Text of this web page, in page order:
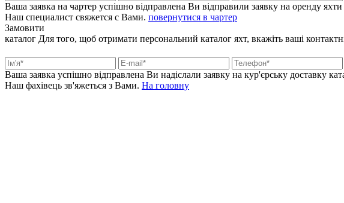
Ваша заявка на чартер успішно відправлена Ви відправили заявку на оренду яхти
Наш специалист свяжется с Вами. повернутися в чартер
Замовити
каталог Для того, щоб отримати персональний каталог яхт, вкажіть ваші
Ваша заявка успішно відправлена Ви надіслали заявку на кур'єрську доставку
Наш фахівець зв'яжеться з Вами. На головну